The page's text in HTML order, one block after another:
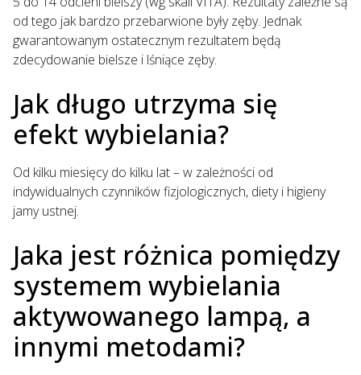
od tego jak bardzo przebarwione były zęby. Jednak
gwarantowanym ostatecznym rezultatem będą
zdecydowanie bielsze i lśniące zęby.
Jak długo utrzyma się
efekt wybielania?
Od kilku miesięcy do kilku lat – w zależności od
indywidualnych czynników fizjologicznych, diety i higieny
jamy ustnej.
Jaka jest różnica pomiędzy
systemem wybielania
aktywowanego lampą, a
innymi metodami?